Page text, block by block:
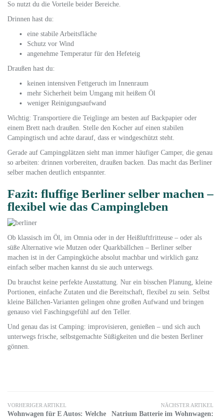
So nutzt du die Vorteile beider Bereiche.
Drinnen hast du:
eine stabile Arbeitsfläche
Schutz vor Wind
angenehme Temperatur für den Hefeteig
Draußen hast du:
keinen intensiven Fettgeruch im Innenraum
mehr Sicherheit beim Umgang mit heißem Öl
weniger Reinigungsaufwand
Wichtig: Transportiere die Teiglinge am besten auf Backpapier oder
einem Brett nach draußen. Stelle den Kocher auf einen stabilen
Campingtisch und achte darauf, dass er windgeschützt steht.
Gerade auf Campingplätzen sieht man immer häufiger Camper, die genau
so arbeiten: drinnen vorbereiten, draußen backen. Das macht das Berliner
selber machen deutlich entspannter.
Fazit: fluffige Berliner selber machen –
flexibel wie das Campingleben
Ob klassisch im Öl, im Omnia oder in der Heißluftfritteuse – oder als
süße Alternative wie Mutzen oder Quarkbällchen – Berliner selber
machen ist in der Campingküche absolut machbar und wirklich ganz
einfach selber machen kannst du sie auch unterwegs.
Du brauchst keine perfekte Ausstattung. Nur ein bisschen Planung, kleine
Portionen, einfache Zutaten und die Bereitschaft, flexibel zu sein. Selbst
kleine Bällchen-Varianten gelingen ohne großen Aufwand und bringen
genauso viel Faschingsgefühl auf den Teller.
Und genau das ist Camping: improvisieren, genießen – und sich auch
unterwegs frische, selbstgemachte Süßigkeiten und die besten Berliner
gönnen.
VORHERIGER ARTIKEL
Wohnwagen für E Autos: Welche
NÄCHSTER ARTIKEL
Natrium Batterie im Wohnwagen: